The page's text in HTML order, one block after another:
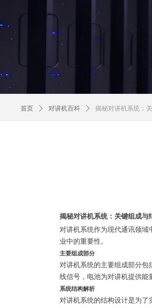
揭秘对讲机系统：关键组成与
对讲机系统作为现代通讯领域
业中的重要性。
主要组成部分
对讲机系统的主要组成部分包
线信号，电池为对讲机提供能
系统结构解析
对讲机系统的结构设计是为了
首页 ꄲ 对讲机百科 ꄲ 揭秘对讲机系统：